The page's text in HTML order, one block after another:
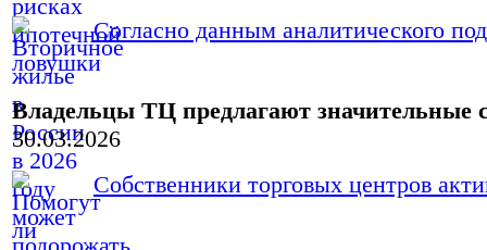
Согласно данным аналитического
Владельцы ТЦ предлагают значительные
30.03.2026
Собственники торговых центров